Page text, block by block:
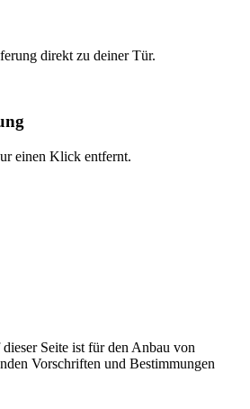
direkt zu deiner Tür.
einen Klick entfernt.
Seite ist für den Anbau von
Vorschriften und Bestimmungen